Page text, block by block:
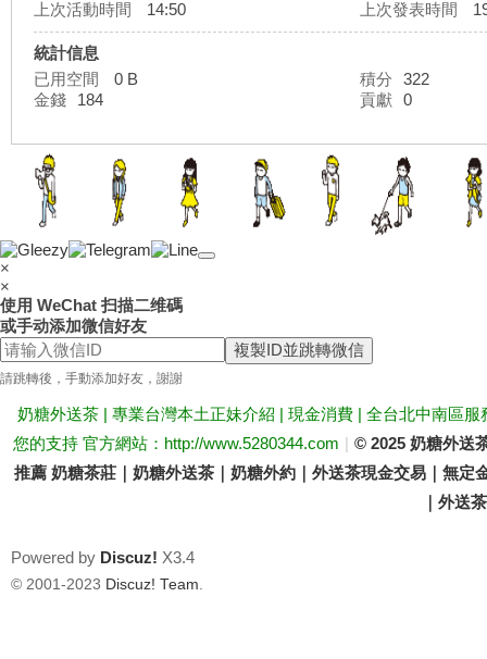
外
送
茶
上次活動時間
14:50 上次發表時間
統計信息
已用空間
0 B 積分
322
金錢
184 貢獻 0
×
×
使用 WeChat 扫描二维碼
或手动添加微信好友
複製ID並跳轉微信
請跳轉後，手動添加好友，謝謝
奶糖外送茶 | 專業台灣本土正妹介紹 | 現金消費 | 全台北中南區
您的支持 官方網站：http://www.5280344.com | © 2025 奶糖外送
推薦 奶糖茶莊｜奶糖外送茶｜奶糖外約｜外送茶現金交易｜無
｜外送
Powered by Discuz! X3.4
© 2001-2023 Discuz! Team.